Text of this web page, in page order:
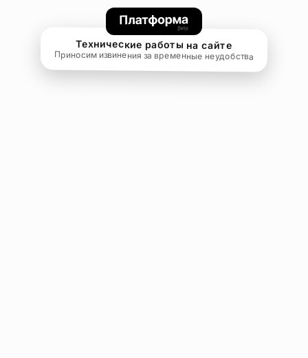
Технические работы на сайте
Приносим извинения за временные неудобства